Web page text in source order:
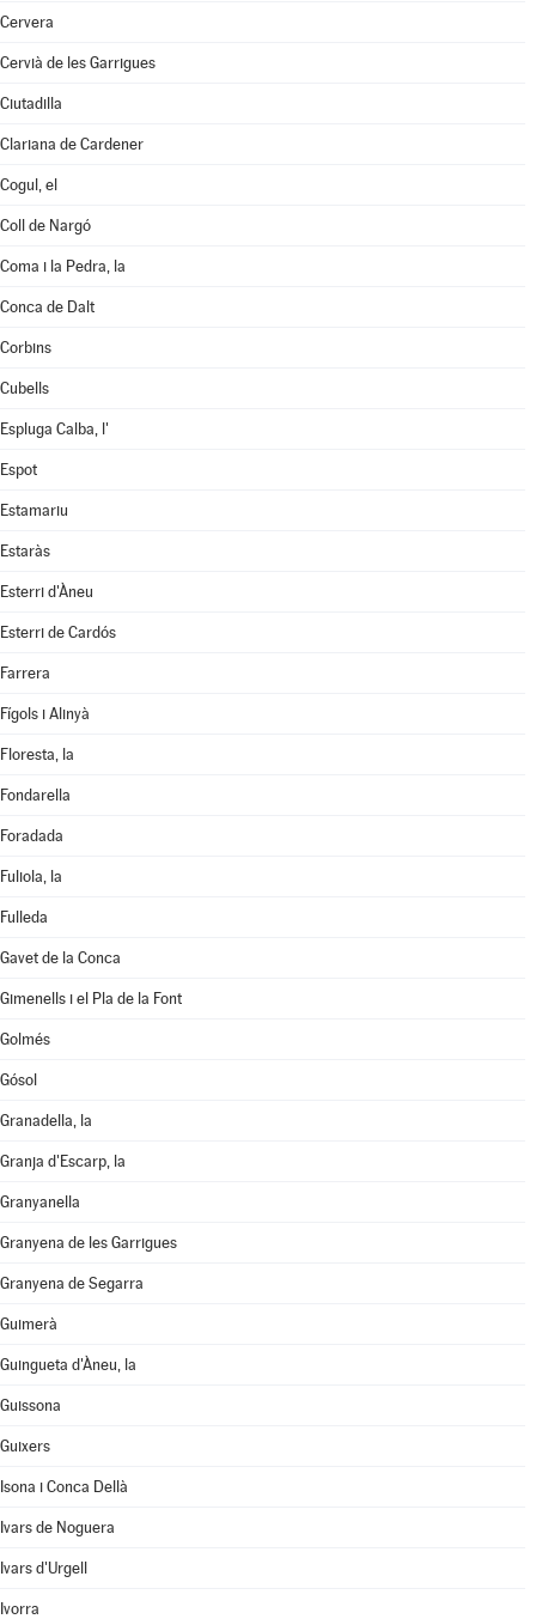
Cervera
Cervià de les Garrigues
Ciutadilla
Clariana de Cardener
Cogul, el
Coll de Nargó
Coma i la Pedra, la
Conca de Dalt
Corbins
Cubells
Espluga Calba, l'
Espot
Estamariu
Estaràs
Esterri d'Àneu
Esterri de Cardós
Farrera
Fígols i Alinyà
Floresta, la
Fondarella
Foradada
Fuliola, la
Fulleda
Gavet de la Conca
Gimenells i el Pla de la Font
Golmés
Gósol
Granadella, la
Granja d'Escarp, la
Granyanella
Granyena de les Garrigues
Granyena de Segarra
Guimerà
Guingueta d'Àneu, la
Guissona
Guixers
Isona i Conca Dellà
Ivars de Noguera
Ivars d'Urgell
Ivorra